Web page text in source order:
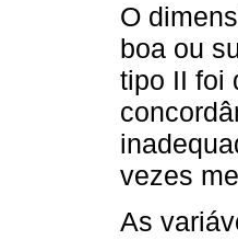
O
boa ou
tipo II foi
vezes
As